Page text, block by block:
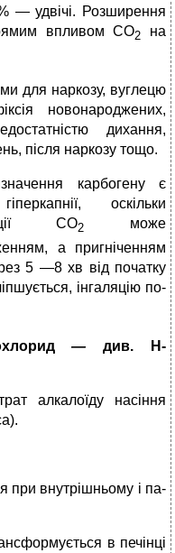
— удвічі. Розширення
впливом СО2 на
для наркозу, вуглецю
новонароджених,
дихання,
після наркозу тощо.
кар­богену є
оскільки
СО2 може
а пригніченням
5 —8 хв від початку
інгаляцію по­
—див. Н-
алка­лоїду насіння
при внутрішньому і па­
в печінці